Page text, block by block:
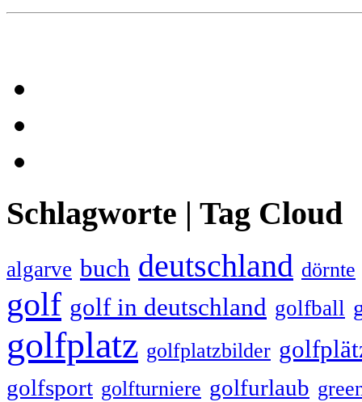
Schlagworte | Tag Cloud
algarve buch deutschland dörnte
golf golf in deutschland golfball
golfplatz golfplatzbilder
golfsport golfturniere golfurlaub